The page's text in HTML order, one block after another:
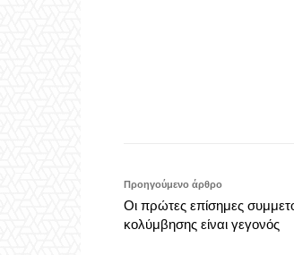
Οι πρώτες επίσημες